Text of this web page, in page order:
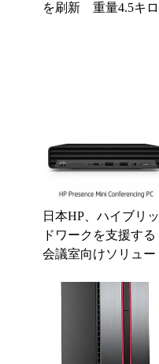
を刷新 重量4.5キロ
日本HP、ハイブリッ
ドワークを支援する
会議室向けソリュー